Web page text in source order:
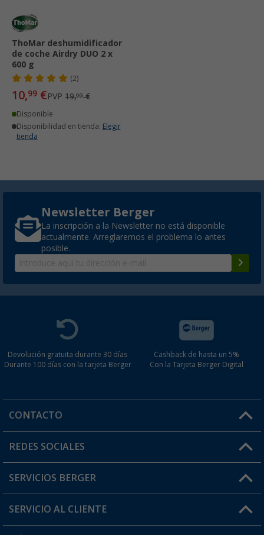
ThoMar deshumidificador
de coche Airdry DUO 2 x
600 g
(2)
10,99 €PVP 19,99€
Disponible
Disponibilidad en tienda: Elegir
tienda
Newsletter Berger
La inscripción a la Newsletter no está disponible
actualmente. Arreglaremos el problema lo antes
posible.
Devolución gratuita durante 30 días
Durante 100 días con la tarjeta Berger
Cashback de hasta un 5%
Con la Tarjeta Berger Digital
CONTACTO
Horario de atención al cliente:
¿Tienes alguna duda?
REDES SOCIALES
SERVICIOS BERGER
Conviértete en distribuidor
SERVICIO AL CLIENTE